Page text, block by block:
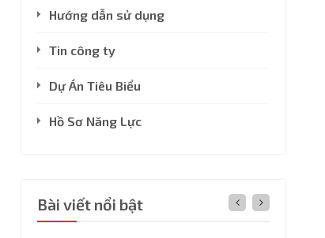
Hướng dẫn sử dụng
Tin công ty
Dự Án Tiêu Biểu
Hồ Sơ Năng Lực
Bài viết nổi bật